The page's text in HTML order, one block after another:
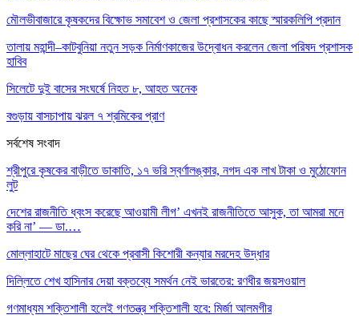
মৌলভীবাজারে কৃষকদের বিক্ষোভ সমাবেশ ও জেলা প্রশাসকের কাছে স্মারকলিপি প্রদান
তালায় মহান্দী–কাটবুনিয়া নতুন সড়ক নির্মাণকাজের উদ্বোধন করলেন জেলা পরিষদ প্রশাসক
হাবিব
সিলেটে দুই বাসের সংঘর্ষে নিহত ৮, আহত অনেক
বগুড়ায় বাসচাপায় ঝরল ৭ শ্রমিকের প্রাণ
সর্বশেষ সংবাদ
শ্রীপুরে কৃষকের বাড়ীতে ডাকাতি, ১৭ ভরি স্বর্ণালঙ্কার, নগদ এক লাখ টাকা ও মুঠোফোন
লুট
দেশের রাজনীতি ধ্বংস করেছে আওয়ামী লীগ’ এখনই রাজনীতিতে আসুক, তা আমরা মনে
করি না’ — ডা.…
মোল্লাহাটে মাছের ঘের থেকে প্রবাসী কিশোরী কন্যার মরদেহ উদ্ধার
দিল্লিতে শেখ হাসিনার দেয়া বক্তব্যে সমর্থন নেই ভারতের: রণধীর জয়সওয়াল
গণমাধ্যম শক্তিশালী হলেই গণতন্ত্র শক্তিশালী হবে: মির্জা আলমগীর